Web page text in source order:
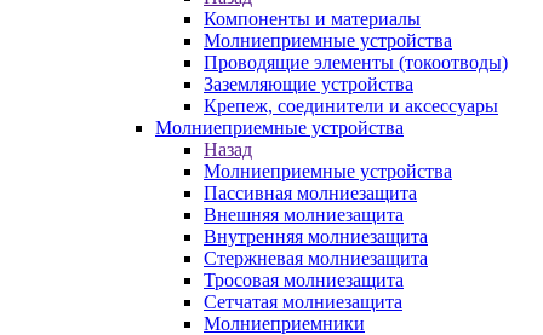
Компоненты и материалы
Молниеприемные устройства
Проводящие элементы (токоотводы)
Заземляющие устройства
Крепеж, соединители и аксессуары
Молниеприемные устройства
Назад
Молниеприемные устройства
Пассивная молниезащита
Внешняя молниезащита
Внутренняя молниезащита
Стержневая молниезащита
Тросовая молниезащита
Сетчатая молниезащита
Молниеприемники